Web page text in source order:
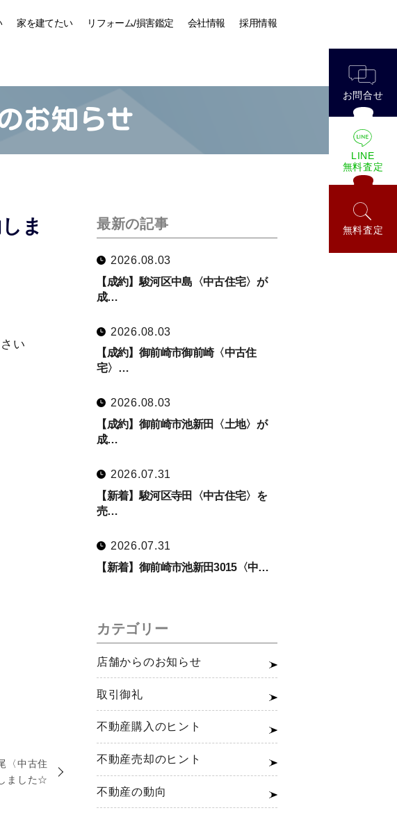
家を建てたい リフォーム/損害鑑定 会社情報 採用情報
お問合せ
LINE
無料査定
無料査定
お知らせ
ま
い
〈中古住
ました☆
最新の記事
2026.08.03
【成約】駿河区中島〈中古住宅〉が
成…
2026.08.03
【成約】御前崎市御前崎〈中古住
宅〉…
2026.08.03
【成約】御前崎市池新田〈土地〉が
成…
2026.07.31
【新着】駿河区寺田〈中古住宅〉を
売…
2026.07.31
【新着】御前崎市池新田3015〈中…
カテゴリー
店舗からのお知らせ
取引御礼
不動産購入のヒント
不動産売却のヒント
不動産の動向